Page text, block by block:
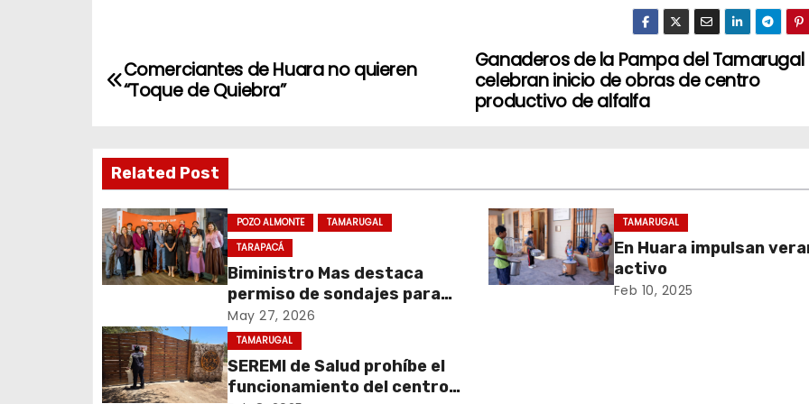
N
e
g
a
c
i
ó
Ganaderos de la Pampa del Tamarugal
celebran inicio de obras de centro
productivo de alfalfa
Comerciantes de Huara no quieren
“Toque de Quiebra”
Related Post
POZO ALMONTE
TAMARUGAL
TARAPACÁ
Biministro Mas destaca
permiso de sondajes para
Cerro Colorado
May 27, 2026
TAMARUGAL
En Huara impulsan
activo
Feb 10, 2025
TAMARUGAL
SEREMI de Salud prohíbe el
funcionamiento del centro